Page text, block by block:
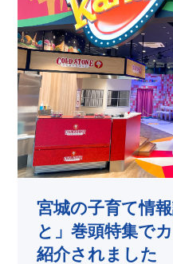
宮城の子育て情
と」巻頭特集で
紹介されました